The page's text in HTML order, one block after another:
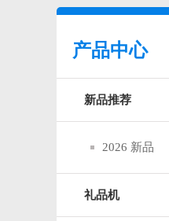
产品中心
新品推荐
2026 新品
礼品机